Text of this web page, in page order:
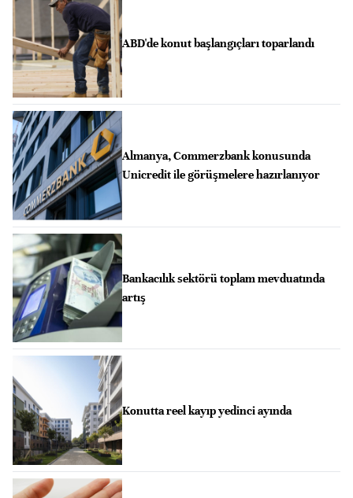
ABD'de konut başlangıçları toparlandı
Almanya, Commerzbank konusunda
Unicredit ile görüşmelere hazırlanıyor
Bankacılık sektörü toplam mevduatında
artış
Konutta reel kayıp yedinci ayında